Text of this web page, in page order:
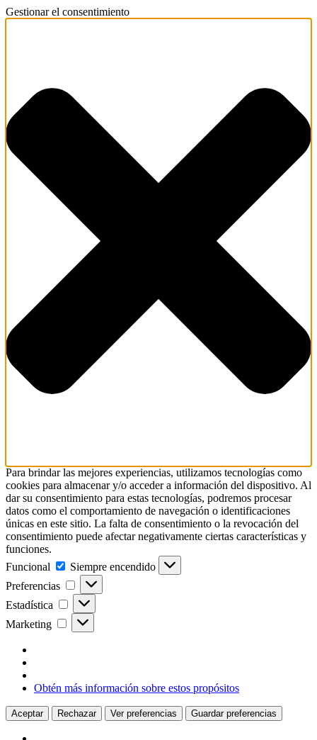
Gestionar el consentimiento
Para brindar las mejores experiencias, utilizamos tecnologías como
cookies para almacenar y/o acceder a información del dispositivo. Al
dar su consentimiento para estas tecnologías, podremos procesar
datos como el comportamiento de navegación o identificaciones
únicas en este sitio. La falta de consentimiento o la revocación del
consentimiento puede afectar negativamente ciertas características y
funciones.
Funcional
Funcional
Siempre encendido
Preferencias
Preferencias
Estadística Estadística
Marketing Marketing
Obtén más información sobre estos propósitos
Aceptar Rechazar Ver preferencias Guardar preferencias